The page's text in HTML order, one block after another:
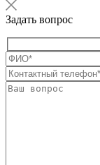
Задать вопрос